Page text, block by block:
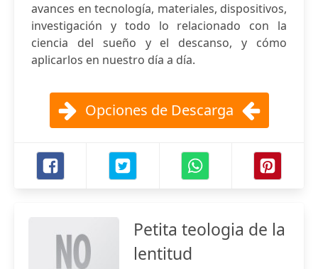
avances en tecnología, materiales, dispositivos,
investigación y todo lo relacionado con la
ciencia del sueño y el descanso, y cómo
aplicarlos en nuestro día a día.
Opciones de Descarga
Petita teologia de la
lentitud